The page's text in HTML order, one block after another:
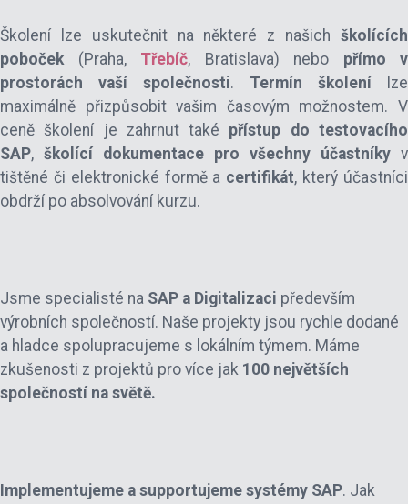
Školení lze uskutečnit na některé z našich školících
poboček (Praha, Třebíč, Bratislava) nebo přímo v
prostorách vaší společnosti. Termín školení lze
maximálně přizpůsobit vašim časovým možnostem. V
ceně školení je zahrnut také přístup do testovacího
SAP, školící dokumentace pro všechny účastníky v
tištěné či elektronické formě a certifikát, který účastníci
obdrží po absolvování kurzu.
Jsme specialisté na SAP a Digitalizaci především
výrobních společností. Naše projekty jsou rychle dodané
a hladce spolupracujeme s lokálním týmem. Máme
zkušenosti z projektů pro více jak 100 největších
společností na světě.
Implementujeme a supportujeme systémy SAP. Jak